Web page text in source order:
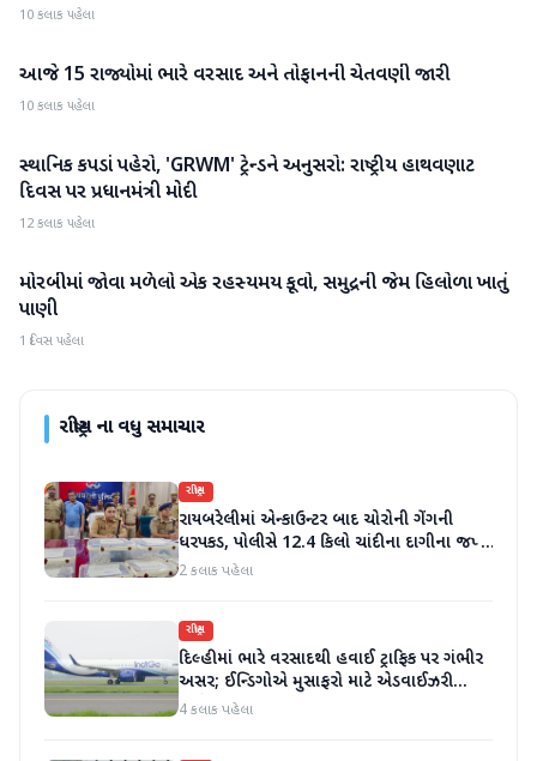
10 કલાક પહેલા
રાષ્ટ્રીય
આજે 15 રાજ્યોમાં ભારે વરસાદ અને તોફાનની ચેતવણી જારી
10 કલાક પહેલા
રાષ્ટ્રીય
સ્થાનિક કપડાં પહેરો, 'GRWM' ટ્રેન્ડને અનુસરો: રાષ્ટ્રીય હાથવણાટ
દિવસ પર પ્રધાનમંત્રી મોદી
12 કલાક પહેલા
રાષ્ટ્રીય
મોરબીમાં જોવા મળેલો એક રહસ્યમય કૂવો, સમુદ્રની જેમ હિલોળા ખાતું
પાણી
1 દિવસ પહેલા
રાષ્ટ્રીયના વધુ સમાચાર
રાષ્ટ્રીય
રાયબરેલીમાં એન્કાઉન્ટર બાદ ચોરોની ગેંગની
ધરપકડ, પોલીસે 12.4 કિલો ચાંદીના દાગીના જપ્ત
કર્યા
2 કલાક પહેલા
રાષ્ટ્રીય
દિલ્હીમાં ભારે વરસાદથી હવાઈ ટ્રાફિક પર ગંભીર
અસર; ઈન્ડિગોએ મુસાફરો માટે એડવાઈઝરી
જાહેર કરી
4 કલાક પહેલા